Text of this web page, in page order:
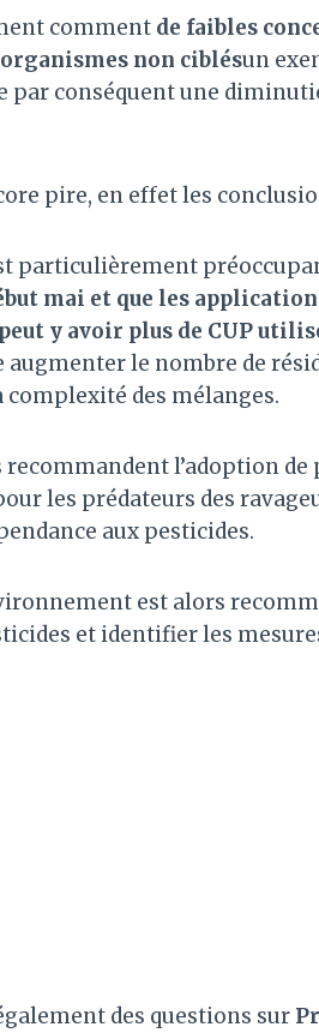
comment de faibles
non ciblésun
conséquent une
pire, en effet les
particulièrement
mai et que les
y avoir plus de CUP
le nombre de
des mélanges.
recommandent l’adoption
les prédateurs des
aux pesticides.
est alors
et identifier les
des questions sur